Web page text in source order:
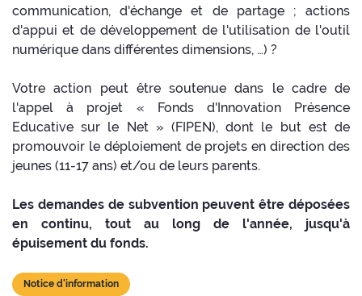
communication, d'échange et de partage ; actions
d'appui et de développement de l'utilisation de l'outil
numérique dans différentes dimensions, …) ?
Votre action peut être soutenue dans le cadre de
l'appel à projet « Fonds d'Innovation Présence
Educative sur le Net » (FIPEN), dont le but est de
promouvoir le déploiement de projets en direction des
jeunes (11-17 ans) et/ou de leurs parents.
Les demandes de subvention peuvent être déposées
en continu, tout au long de l'année, jusqu'à
épuisement du fonds.
Notice d'information